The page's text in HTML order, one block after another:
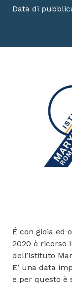
Data di
É con gioia ed
2020 è ricorso
dell’Istituto
E’ una data
e per questo è